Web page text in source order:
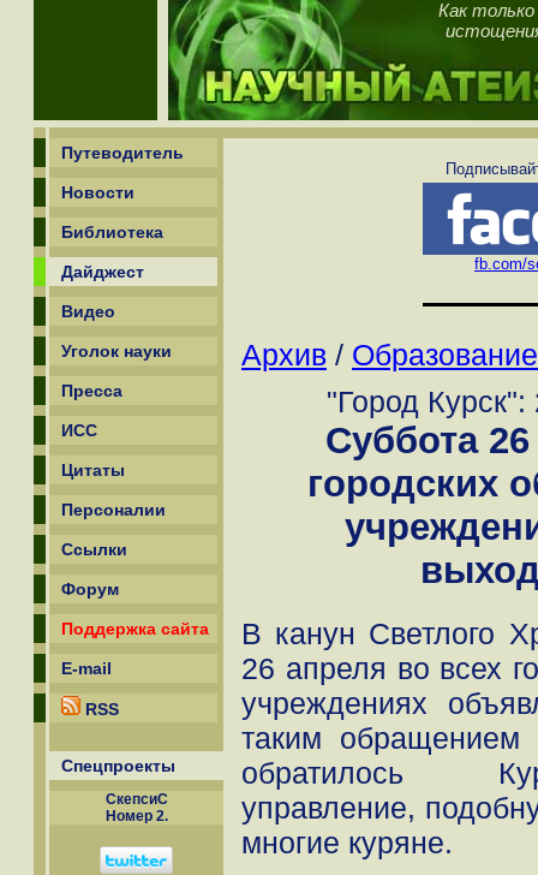
Как
Путеводитель
Новости
Библиотека
Дайджест
Видео
Уголок науки
Пресса
ИСС
Цитаты
Персоналии
Ссылки
Форум
Поддержка сайта
E-mail
RSS
Спецпроекты
СкепсиС
Номер 2.
fb.com/
Архив / Образование
"Город
Суббота
городских
В канун Светлого
26 апреля во всех
учреждениях
таким обращением
обратилось
управление,
многие куряне.